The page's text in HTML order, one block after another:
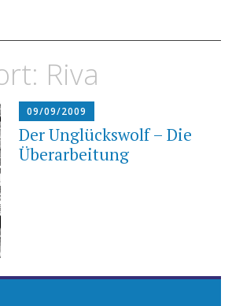
Riva
09/09/2009
Der Unglückswolf – Die
Überarbeitung